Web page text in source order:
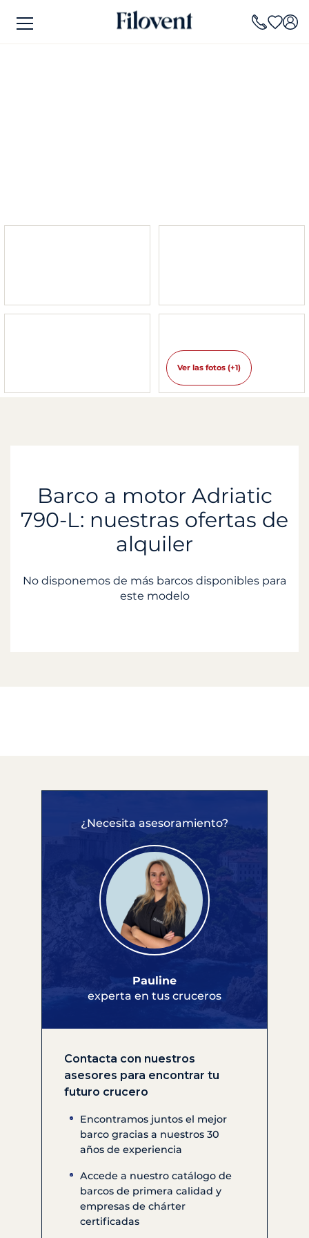
Ver las fotos (+1)
Barco a motor Adriatic
790-L: nuestras ofertas de
alquiler
No disponemos de más barcos disponibles para
este modelo
¿Necesita asesoramiento?
Pauline
experta en tus cruceros
Contacta con nuestros
asesores para encontrar tu
futuro crucero
Encontramos juntos el mejor
barco gracias a nuestros 30
años de experiencia
Accede a nuestro catálogo de
barcos de primera calidad y
empresas de chárter
certificadas